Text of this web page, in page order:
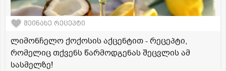
შეინახე რეცეპტი
ლიმონჩელო ქოქოსის აქცენტით - რეცეპტი,
რომელიც თქვენს წარმოდგენას შეცვლის ამ
სასმელზე!